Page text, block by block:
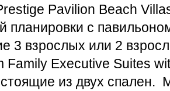
Pavilion Beach
планировки с
3 взрослых или 2
Family Executive Suites
из двух